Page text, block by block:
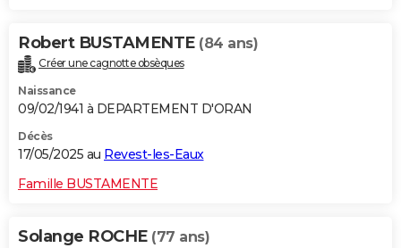
Robert BUSTAMENTE (84 ans)
Créer une cagnotte obsèques
Naissance
09/02/1941 à DEPARTEMENT D'ORAN
Décès
17/05/2025 au Revest-les-Eaux
Famille BUSTAMENTE
Solange ROCHE (77 ans)